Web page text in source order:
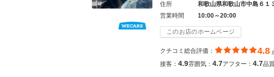
住所
和歌山県和歌山市中島６１
営業時間 10:00～20:00
このお店のホームページ
クチコミ総合評価： 4.8
接客： 4.9雰囲気： 4.7アフター： 4.7品